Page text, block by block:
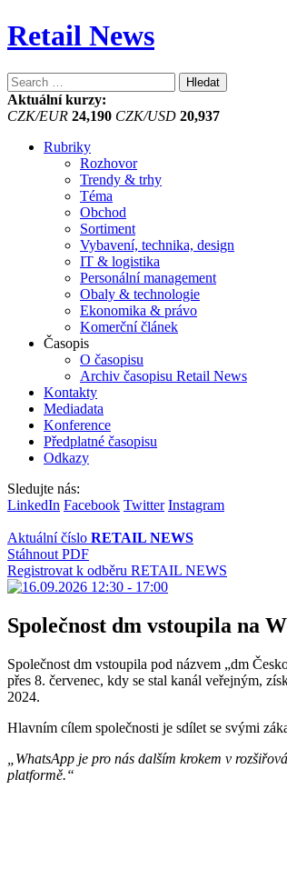
Retail News
Vyhledávání
Aktuální kurzy:
CZK/EUR 24,190 CZK/USD 20,937
Rubriky
Rozhovor
Trendy & trhy
Téma
Obchod
Sortiment
Vybavení, technika, design
IT & logistika
Personální management
Obaly & technologie
Ekonomika & právo
Komerční článek
Časopis
O časopisu
Archiv časopisu Retail News
Kontakty
Mediadata
Konference
Předplatné časopisu
Odkazy
Sledujte nás:
LinkedIn Facebook Twitter Instagram
Aktuální číslo RETAIL NEWS
Stáhnout PDF
Registrovat k odběru RETAIL NEWS
Společnost dm vstoupila na
Společnost dm vstoupila pod názvem „dm
přes 8. červenec, kdy se stal kanál veřejným,
2024.
Hlavním cílem společnosti je sdílet se svými
„WhatsApp je pro nás dalším krokem v
platformě.“